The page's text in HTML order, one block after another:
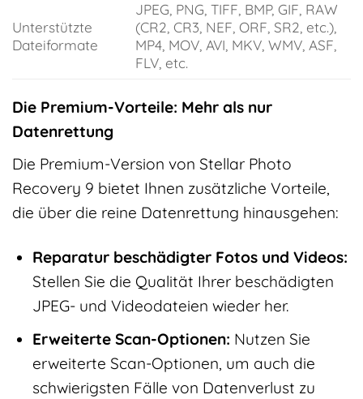
Unterstützte
Dateiformate
JPEG, PNG, TIFF, BMP, GIF, RAW
(CR2, CR3, NEF, ORF, SR2, etc.),
MP4, MOV, AVI, MKV, WMV, ASF,
FLV, etc.
Die Premium-Vorteile: Mehr als nur
Datenrettung
Die Premium-Version von Stellar Photo
Recovery 9 bietet Ihnen zusätzliche Vorteile,
die über die reine Datenrettung hinausgehen:
Reparatur beschädigter Fotos und Videos:
Stellen Sie die Qualität Ihrer beschädigten
JPEG- und Videodateien wieder her.
Erweiterte Scan-Optionen: Nutzen Sie
erweiterte Scan-Optionen, um auch die
schwierigsten Fälle von Datenverlust zu